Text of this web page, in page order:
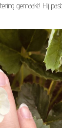
gemaakt! Hij